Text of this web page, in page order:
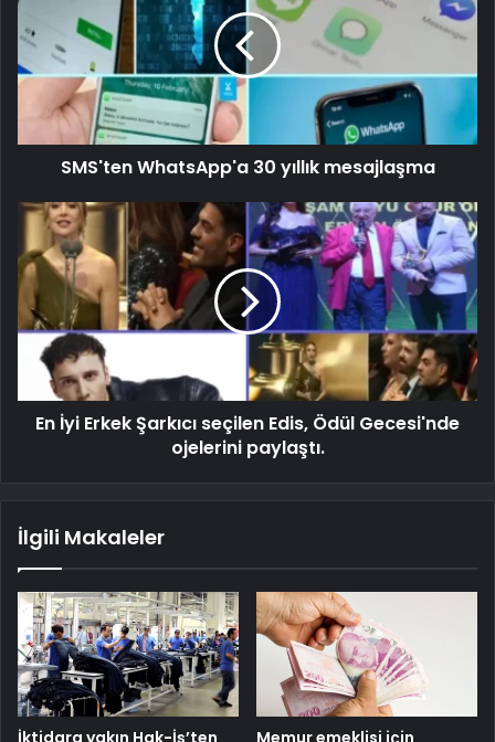
SMS'ten WhatsApp'a 30 yıllık mesajlaşma
En İyi Erkek Şarkıcı seçilen Edis, Ödül Gecesi'nde
ojelerini paylaştı.
İlgili Makaleler
İktidara yakın Hak-İş’ten Memur emeklisi için